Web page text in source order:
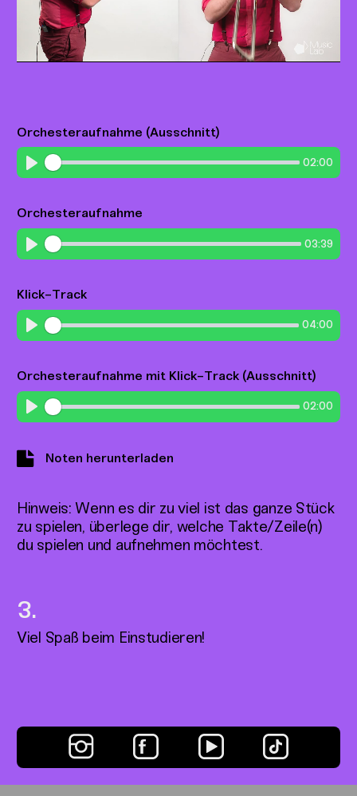
Orchesteraufnahme (Ausschnitt)
Play
02:00
Orchesteraufnahme
Play
03:39
Klick-Track
Play
04:00
Orchesteraufnahme mit Klick-Track (Ausschnitt)
Play
02:00
Noten herunterladen
Hinweis: Wenn es dir zu viel ist das ganze Stück
zu spielen, überlege dir, welche Takte/Zeile(n)
du spielen und aufnehmen möchtest.
Viel Spaß beim Einstudieren!